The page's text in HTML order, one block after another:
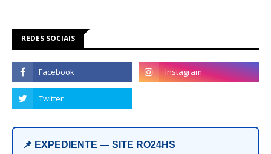
REDES SOCIAIS
📌 EXPEDIENTE — SITE RO24HS